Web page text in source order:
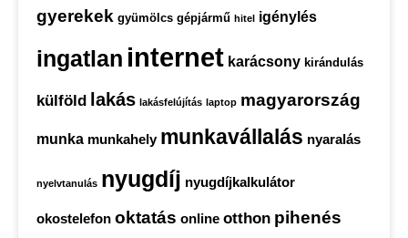
gyerekek gyümölcs gépjármű hitel igénylés
ingatlan internet karácsony kirándulás
külföld lakás lakásfelújítás laptop magyarország
munka munkahely munkavállalás nyaralás
nyelvtanulás nyugdíj nyugdíjkalkulátor
okostelefon oktatás online otthon pihenés